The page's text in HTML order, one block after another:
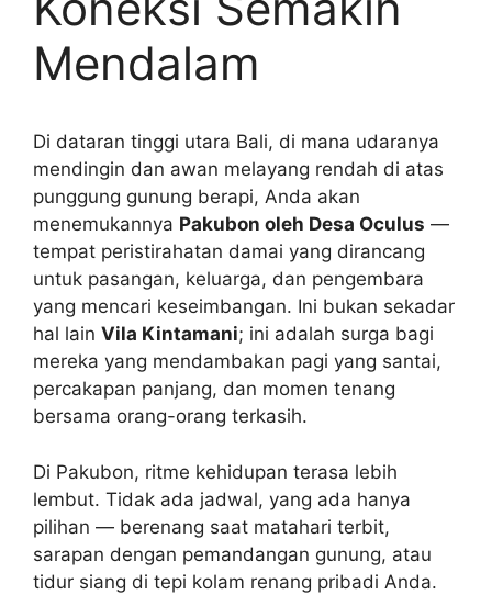
Mendalam
Di dataran tinggi utara Bali, di mana udaranya
mendingin dan awan melayang rendah di atas
punggung gunung berapi, Anda akan
menemukannya Pakubon oleh Desa Oculus —
tempat peristirahatan damai yang dirancang
untuk pasangan, keluarga, dan pengembara
yang mencari keseimbangan. Ini bukan sekadar
hal lain Vila Kintamani; ini adalah surga bagi
mereka yang mendambakan pagi yang santai,
percakapan panjang, dan momen tenang
bersama orang-orang terkasih.
Di Pakubon, ritme kehidupan terasa lebih
lembut. Tidak ada jadwal, yang ada hanya
pilihan — berenang saat matahari terbit,
sarapan dengan pemandangan gunung, atau
tidur siang di tepi kolam renang pribadi Anda.